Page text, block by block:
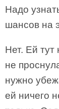
Надо
шансов на
Нет. Ей
не
нужно
ей ничего